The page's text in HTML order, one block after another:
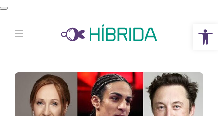
Abrir a barra de ferramentas